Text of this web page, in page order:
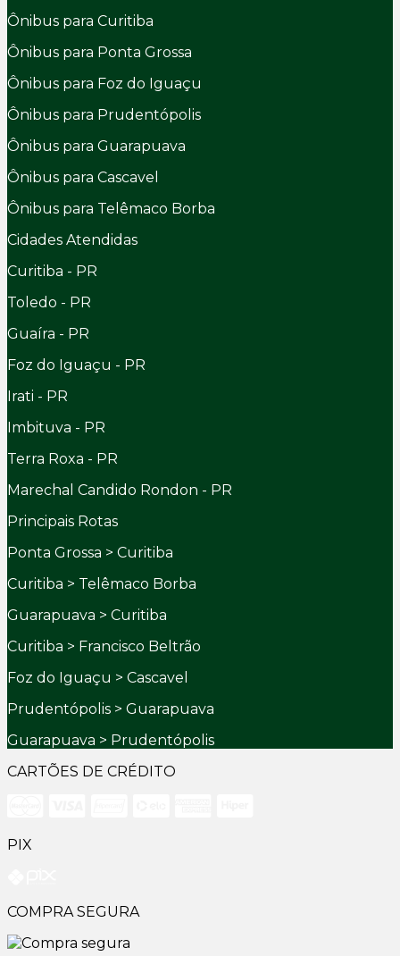
Ônibus para Curitiba
Ônibus para Ponta Grossa
Ônibus para Foz do Iguaçu
Ônibus para Prudentópolis
Ônibus para Guarapuava
Ônibus para Cascavel
Ônibus para Telêmaco Borba
Cidades Atendidas
Curitiba - PR
Toledo - PR
Guaíra - PR
Foz do Iguaçu - PR
Irati - PR
Imbituva - PR
Terra Roxa - PR
Marechal Candido Rondon - PR
Principais Rotas
Ponta Grossa > Curitiba
Curitiba > Telêmaco Borba
Guarapuava > Curitiba
Curitiba > Francisco Beltrão
Foz do Iguaçu > Cascavel
Prudentópolis > Guarapuava
Guarapuava > Prudentópolis
CARTÕES DE CRÉDITO
PIX
COMPRA SEGURA